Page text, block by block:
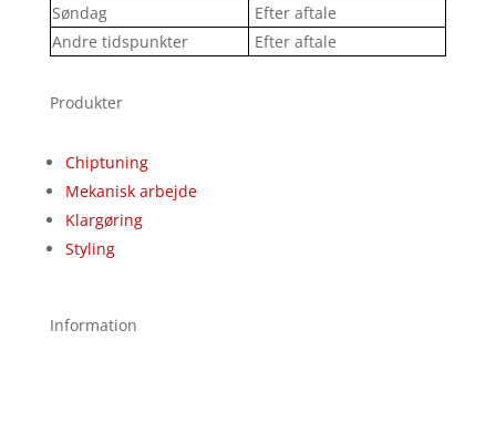
Søndag
Efter aftale
Andre tidspunkter
Efter aftale
Produkter
Chiptuning
Mekanisk arbejde
Klargøring
Styling
Information